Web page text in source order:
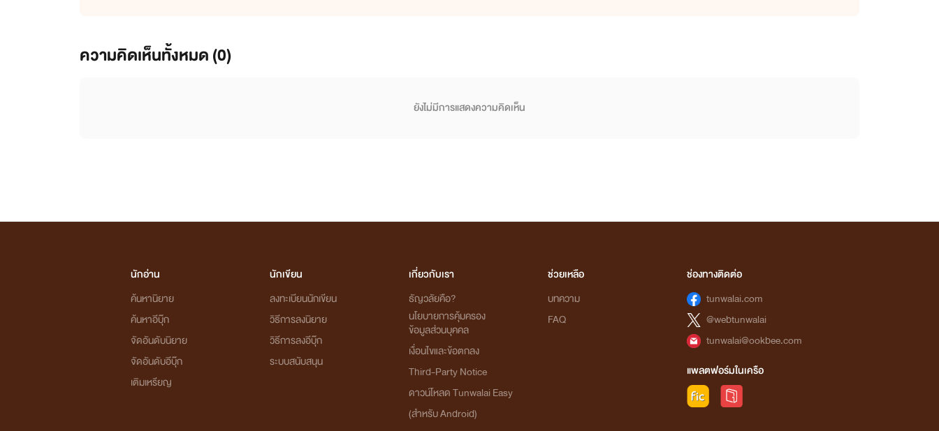
ความคิดเห็นทั้งหมด (0)
ยังไม่มีการแสดงความคิดเห็น
นักอ่าน
ค้นหานิยาย
ค้นหาอีบุ๊ก
จัดอันดับนิยาย
จัดอันดับอีบุ๊ก
เติมเหรียญ
นักเขียน
ลงทะเบียนนักเขียน
วิธีการลงนิยาย
วิธีการลงอีบุ๊ก
ระบบสนับสนุน
เกี่ยวกับเรา
ธัญวลัยคือ?
นโยบายการคุ้มครอง
ข้อมูลส่วนบุคคล
เงื่อนไขและข้อตกลง
Third-Party Notice
ดาวน์โหลด Tunwalai Easy
(สำหรับ Android)
ช่วยเหลือ
บทความ
FAQ
ช่องทางติดต่อ
tunwalai.com
@webtunwalai
tunwalai@ookbee.com
แพลตฟอร์มในเครือ